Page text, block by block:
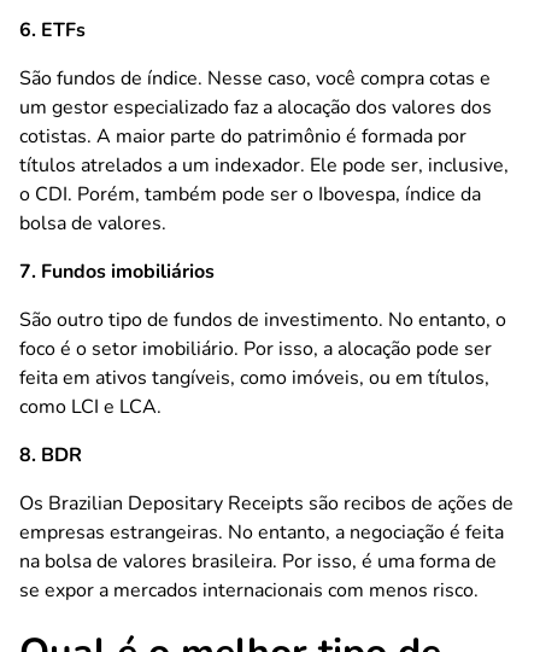
6. ETFs
São fundos de índice. Nesse caso, você compra cotas e
um gestor especializado faz a alocação dos valores dos
cotistas. A maior parte do patrimônio é formada por
títulos atrelados a um indexador. Ele pode ser, inclusive,
o CDI. Porém, também pode ser o Ibovespa, índice da
bolsa de valores.
7. Fundos imobiliários
São outro tipo de fundos de investimento. No entanto, o
foco é o setor imobiliário. Por isso, a alocação pode ser
feita em ativos tangíveis, como imóveis, ou em títulos,
como LCI e LCA.
8. BDR
Os Brazilian Depositary Receipts são recibos de ações de
empresas estrangeiras. No entanto, a negociação é feita
na bolsa de valores brasileira. Por isso, é uma forma de
se expor a mercados internacionais com menos risco.